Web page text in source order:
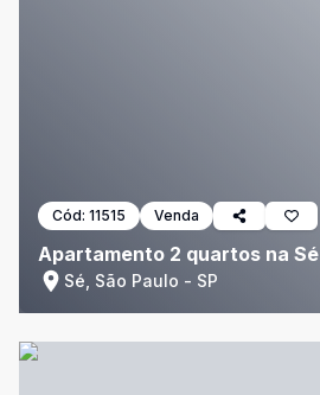
Cód: 11515 Venda
Apartamento 2 quartos na Sé
Sé, São Paulo - SP